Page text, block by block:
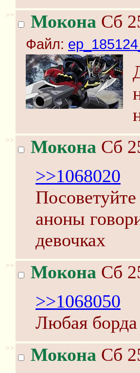
>> Мокона Сб
Файл:
>> Мокона Сб
>>1068020
аноны
девочках
>> Мокона Сб
>>1068050
Любая борда
>> Мокона Сб